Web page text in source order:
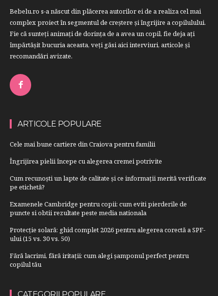
Bebelu.ro s-a născut din plăcerea autorilor ei de a realiza cel mai
complex proiect în segmentul de creştere şi îngrijire a copilulului.
Fie că sunteţi animaţi de dorinţa de a avea un copil, fie deja aţi
împărtăşit bucuria aceasta, veți găsi aici interviuri, articole şi
recomandări avizate.
ARTICOLE POPULARE
Cele mai bune cartiere din Craiova pentru familii
Îngrijirea pielii începe cu alegerea cremei potrivite
Cum recunoști un lapte de calitate și ce informații merită verificate
pe etichetă?
Examenele Cambridge pentru copii: cum eviti pierderile de
puncte si obtii rezultate peste media nationala
Protecție solară: ghid complet 2026 pentru alegerea corectă a SPF-
ului (15 vs. 30 vs. 50)
Fără lacrimi, fără iritații: cum alegi șamponul perfect pentru
copilul tău
CATEGORII POPULARE